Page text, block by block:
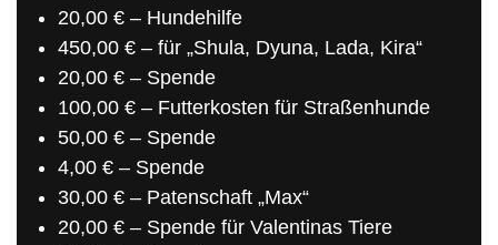
20,00 € – Hundehilfe
450,00 € – für „Shula, Dyuna, Lada, Kira“
20,00 € – Spende
100,00 € – Futterkosten für Straßenhunde
50,00 € – Spende
4,00 € – Spende
30,00 € – Patenschaft „Max“
20,00 € – Spende für Valentinas Tiere